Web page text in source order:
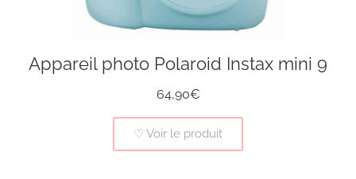
Appareil photo Polaroid Instax mini 9
64,90€
♡ Voir le produit